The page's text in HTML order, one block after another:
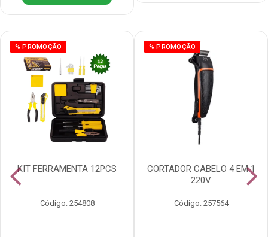
% PROMOÇÃO
KIT FERRAMENTA 12PCS
Código: 254808
% PROMOÇÃO
CORTADOR CABELO 4 EM 1
220V
Código: 257564